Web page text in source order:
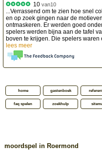
10van10
...Verrassend om te zien hoe snel
en op zoek gingen naar de
ontmaskeren. Er werden goed
spelers werden bijna aan de tafel
boven te krijgen. Die spelers waren
lees meer
home gastenboek
faq spelen zoekhulp
moordspel in Roermond